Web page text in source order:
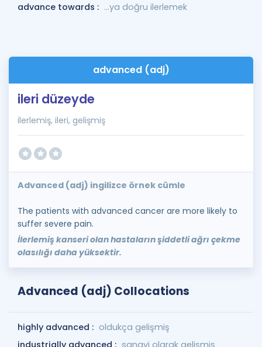
advance towards : ...ya doğru ilerlemek
advanced (adj)
ileri düzeyde
ilerlemiş, ileri, gelişmiş
Advanced (adj) ingilizce örnek cümle
The patients with advanced cancer are more likely to
suffer severe pain.
İlerlemiş kanseri olan hastaların şiddetli ağrı çekme
olasılığı daha yüksektir.
Advanced (adj) Collocations
highly advanced : oldukça gelişmiş
industrially advanced : sanayi olarak gelişmiş